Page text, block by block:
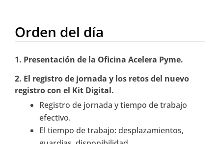
Orden del día
1. Presentación de la Oficina Acelera Pyme.
2. El registro de jornada y los retos del nuevo
registro con el Kit Digital.
Registro de jornada y tiempo de trabajo
efectivo.
El tiempo de trabajo: desplazamientos,